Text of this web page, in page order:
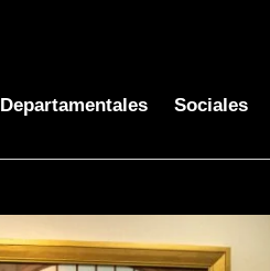
Departamentales Sociales